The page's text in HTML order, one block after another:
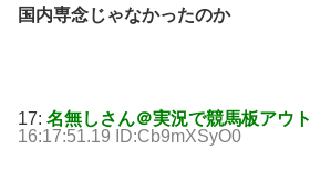
国内専念じゃなかったのか
17: 名無しさん＠実況で競馬板アウト
16:17:51.19 ID:Cb9mXSyO0